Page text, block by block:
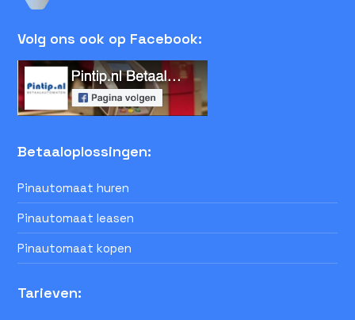
Volg ons ook op Facebook:
Betaaloplossingen:
Pinautomaat huren
Pinautomaat leasen
Pinautomaat kopen
Tarieven: